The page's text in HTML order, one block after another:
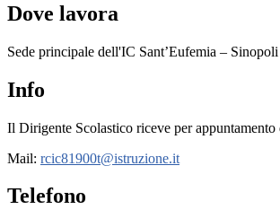
Dove lavora
Sede principale dell'IC Sant’Eufemia –
Info
Il Dirigente Scolastico riceve per
Mail: rcic81900t@istruzione.it
Telefono